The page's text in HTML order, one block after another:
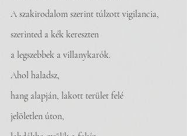
A szakirodalom szerint túlzott vigilancia,
szerinted a kék kereszten
a legszebbek a villanykarók.
Ahol haladsz,
hang alapján, lakott terület felé
jelöletlen úton,